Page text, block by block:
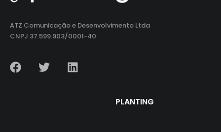
ATZ Comunicação e Desenvolvimento Ltda
CNPJ 37.599.903/0001-40
PLANTING